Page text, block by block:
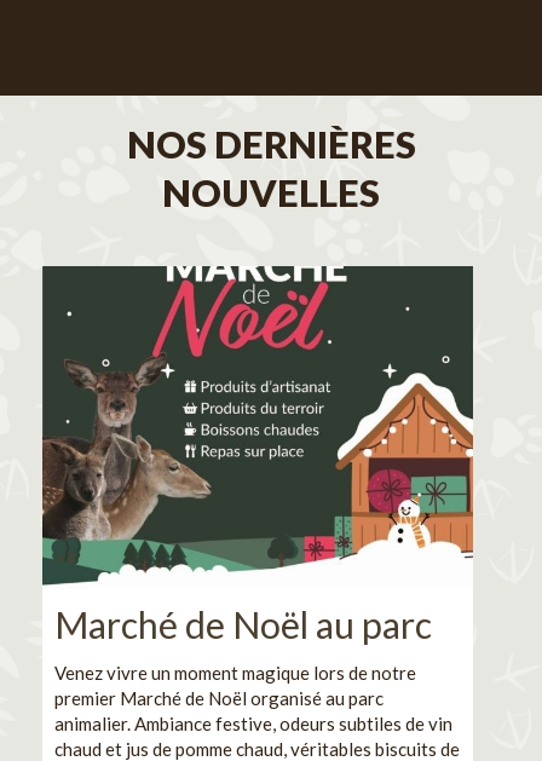
NOS DERNIÈRES
NOUVELLES
Marché de Noël au parc
Venez vivre un moment magique lors de notre
premier Marché de Noël organisé au parc
animalier. Ambiance festive, odeurs subtiles de vin
chaud et jus de pomme chaud, véritables biscuits de